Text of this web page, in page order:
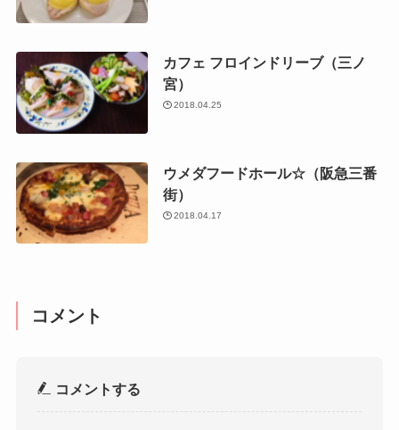
カフェ フロインドリーブ（三ノ
宮）
2018.04.25
ウメダフードホール☆（阪急三番
街）
2018.04.17
コメント
コメントする